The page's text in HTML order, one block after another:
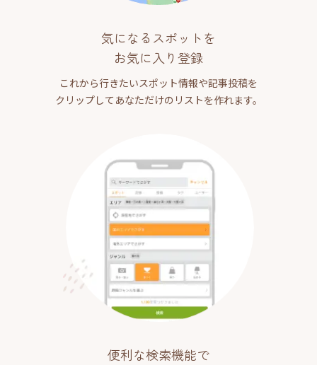
気になるスポットを
お気に入り登録
これから行きたいスポット情報や記事投稿を
クリップしてあなただけのリストを作れます。
便利な検索機能で